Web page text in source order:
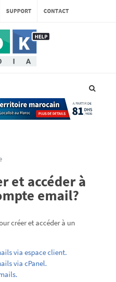
SUPPORT CONTACT
et accéder à
email?
créer et accéder à un
via espace client.
via cPanel.